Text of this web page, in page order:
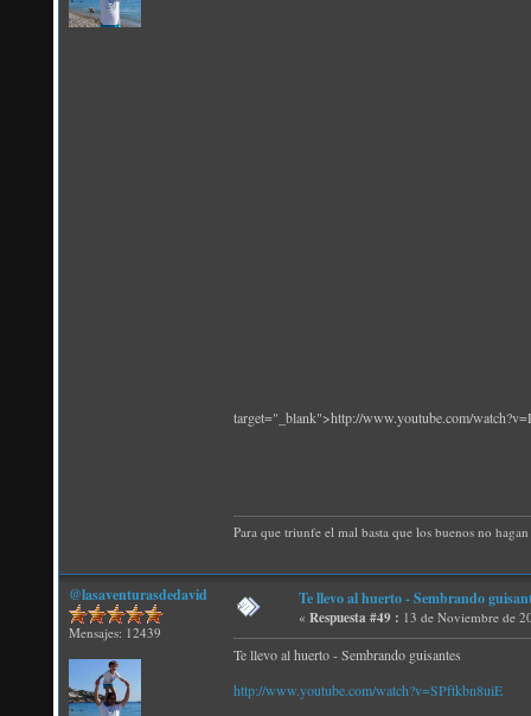
target="_blank">http://www.youtube.com/
Para que triunfe el mal basta que los buenos no
@lasaventurasdedavid
Mensajes: 12439
Te llevo al huerto - Sembrando
« Respuesta #49 : 13 de Noviembre de
Te llevo al huerto - Sembrando guisantes
http://www.youtube.com/watch?v=SPftkbn8uiE